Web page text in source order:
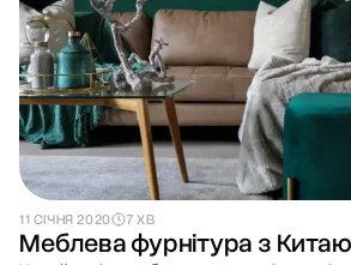
11 СІЧНЯ 2020 7 ХВ
Меблева фурнітура з Китаю